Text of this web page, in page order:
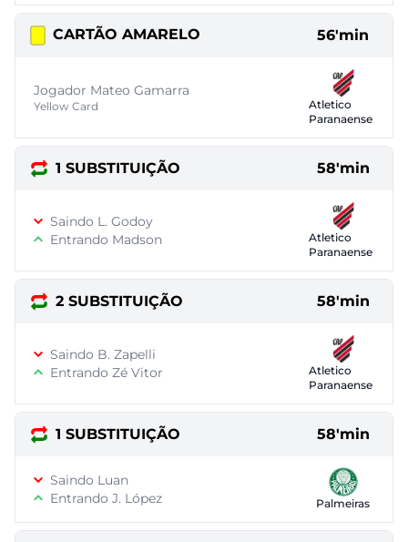
CARTÃO AMARELO 56'min
Jogador Mateo Gamarra
Yellow Card
Atletico
Paranaense
1 SUBSTITUIÇÃO 58'min
Saindo L. Godoy
Entrando Madson
Atletico
Paranaense
2 SUBSTITUIÇÃO 58'min
Saindo B. Zapelli
Entrando Zé Vitor
Atletico
Paranaense
1 SUBSTITUIÇÃO 58'min
Saindo Luan
Entrando J. López
Palmeiras